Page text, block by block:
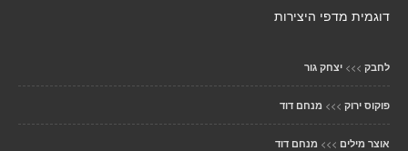
דוגמית מדפי היצירות
לחבק >>> יצחק גור
פוקוס ירוק >>> מנחם דוד
אוצר מילים >>> מנחם דוד